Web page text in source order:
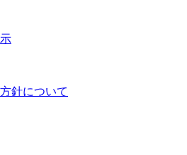
針について